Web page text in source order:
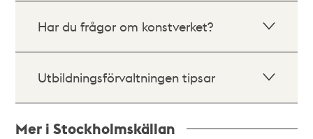
Har du frågor om konstverket?
Utbildningsförvaltningen tipsar
Mer i Stockholmskällan